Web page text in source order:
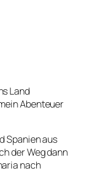
Land
Abenteuer
Spanien aus
der Weg dann
nach